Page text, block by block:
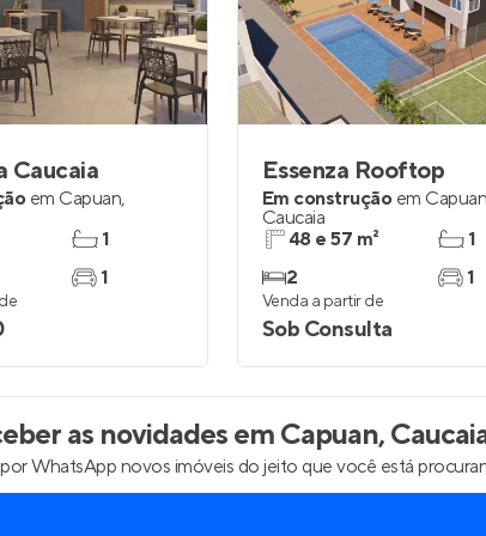
Entrar no Painel de Clientes
Caucaia
em Capuan,
1
1
Essenza Rooftop
Em construção em
Caucaia
48 e 57 m²
2
1
1
Venda a partir de
Sob Consulta
as novidadesem Capuan,
WhatsApp novos imóveis do jeito que você está